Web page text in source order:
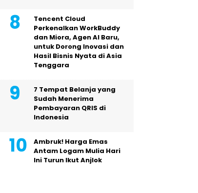
Tencent Cloud
Perkenalkan WorkBuddy
dan Miora, Agen AI Baru,
untuk Dorong Inovasi dan
Hasil Bisnis Nyata di Asia
Tenggara
7 Tempat Belanja yang
Sudah Menerima
Pembayaran QRIS di
Indonesia
Ambruk! Harga Emas
Antam Logam Mulia Hari
Ini Turun Ikut Anjlok